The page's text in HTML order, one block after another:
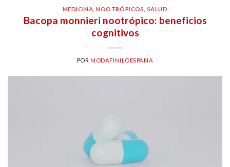
MEDICINA ,NOOTRÓPICOS SALUD
Bacopa monnieri nootrópico: beneficios
cognitivos
PORMODAFINILOESPANA